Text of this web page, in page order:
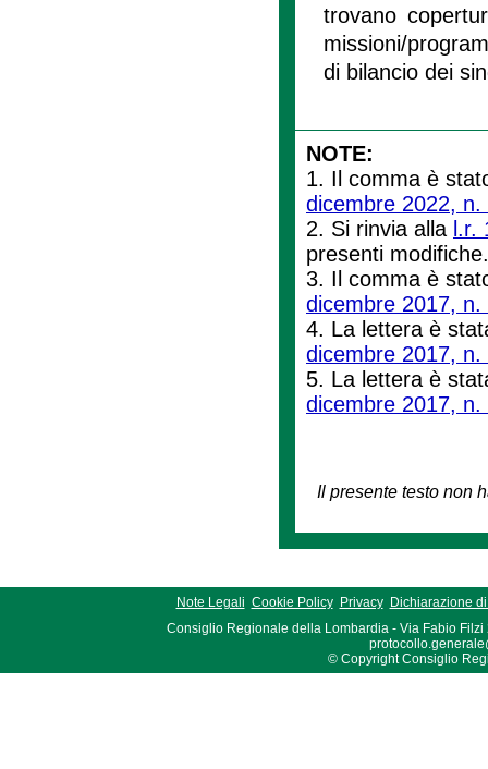
trovano
missioni/
di bilancio dei
NOTE:
1. Il comma è
dicembre 2022, n.
2. Si rinvia alla l.r.
presenti
3. Il comma è
dicembre 2017, n.
4. La lettera è
dicembre 2017, n.
5. La lettera è
dicembre 2017, n.
Il presente testo non
Note Legali Cookie Policy Privacy
Dichiarazione
Consiglio Regionale della Lombardia - Via Fabio Filzi
© Copyright Consiglio